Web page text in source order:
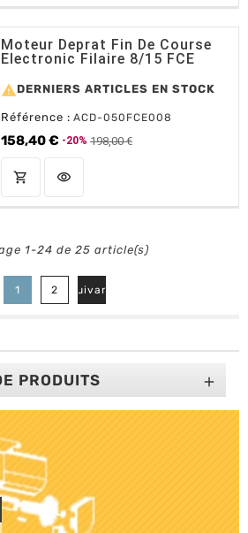
Moteur Deprat Fin De Course
Electronic Filaire 8/15 FCE
 DERNIERS ARTICLES EN STOCK
Référence : ACD-050FCE008
158,40 €
Prix de base
-20% 198,00 €
Prix
shopping_cart AJOUTER AU PANIER
visibility
1-24 de 25 article(s)
1 2 Suivant
PRODUITS 